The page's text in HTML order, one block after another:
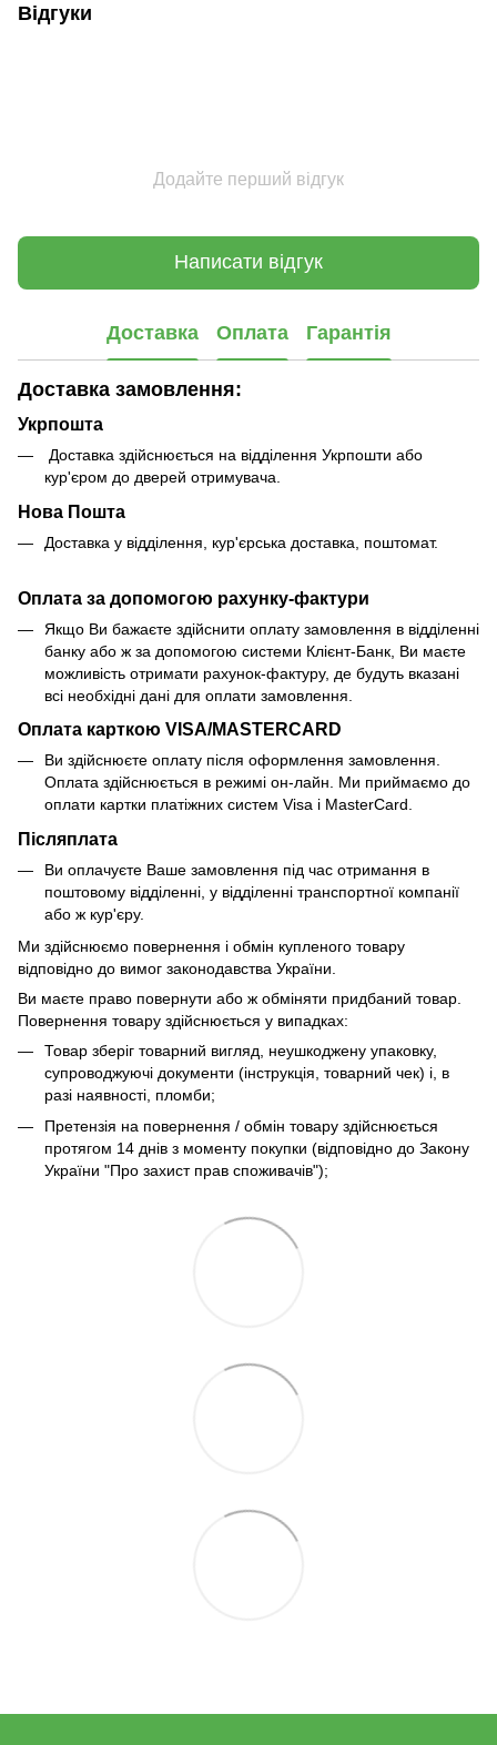
Відгуки
Додайте перший відгук
Написати відгук
Доставка Оплата Гарантія
Доставка замовлення:
Укрпошта
Доставка здійснюється на відділення Укрпошти або
кур'єром до дверей отримувача.
Нова Пошта
Доставка у відділення, кур'єрська доставка, поштомат.
Оплата за допомогою рахунку-фактури
Якщо Ви бажаєте здійснити оплату замовлення в відділенні
банку або ж за допомогою системи Клієнт-Банк, Ви маєте
можливість отримати рахунок-фактуру, де будуть вказані
всі необхідні дані для оплати замовлення.
Оплата карткою VISA/MASTERCARD
Ви здійснюєте оплату після оформлення замовлення.
Оплата здійснюється в режимі он-лайн. Ми приймаємо до
оплати картки платіжних систем Visa і MasterCard.
Післяплата
Ви оплачуєте Ваше замовлення під час отримання в
поштовому відділенні, у відділенні транспортної компанії
або ж кур'єру.
Ми здійснюємо повернення і обмін купленого товару
відповідно до вимог законодавства України.
Ви маєте право повернути або ж обміняти придбаний товар.
Повернення товару здійснюється у випадках:
Товар зберіг товарний вигляд, неушкоджену упаковку,
супроводжуючі документи (інструкція, товарний чек) і, в
разі наявності, пломби;
Претензія на повернення / обмін товару здійснюється
протягом 14 днів з моменту покупки (відповідно до Закону
України "Про захист прав споживачів");